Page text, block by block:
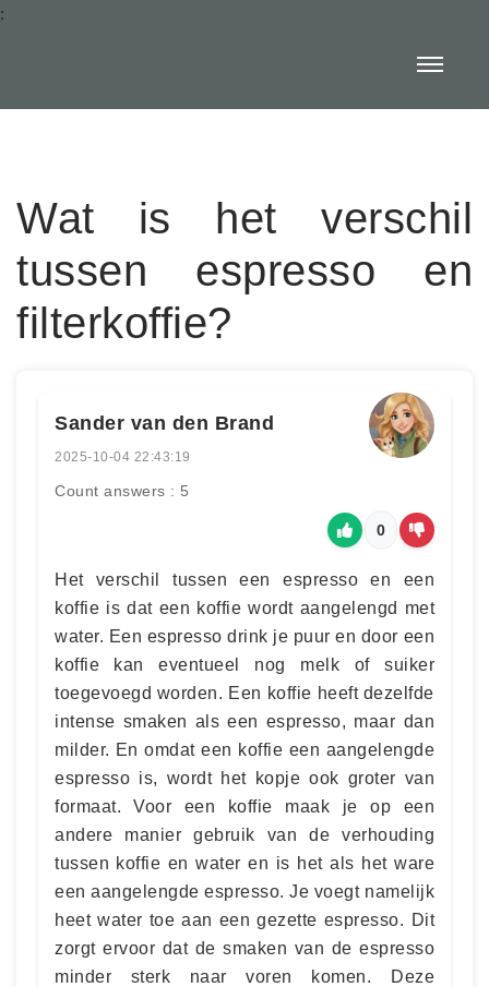
:
Wat is het verschil
tussen espresso en
filterkoffie?
Sander van den Brand
2025-10-04 22:43:19
Count answers : 5
0
Het verschil tussen een espresso en een
koffie is dat een koffie wordt aangelengd met
water. Een espresso drink je puur en door een
koffie kan eventueel nog melk of suiker
toegevoegd worden. Een koffie heeft dezelfde
intense smaken als een espresso, maar dan
milder. En omdat een koffie een aangelengde
espresso is, wordt het kopje ook groter van
formaat. Voor een koffie maak je op een
andere manier gebruik van de verhouding
tussen koffie en water en is het als het ware
een aangelengde espresso. Je voegt namelijk
heet water toe aan een gezette espresso. Dit
zorgt ervoor dat de smaken van de espresso
minder sterk naar voren komen. Deze